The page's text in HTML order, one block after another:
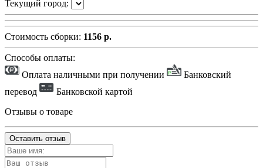
Текущий город:
Стоимость сборки: 1156 р.
Способы оплаты:
Оплата наличными при получении
Банковский
перевод
Банковской картой
Отзывы о товаре
Оставить отзыв